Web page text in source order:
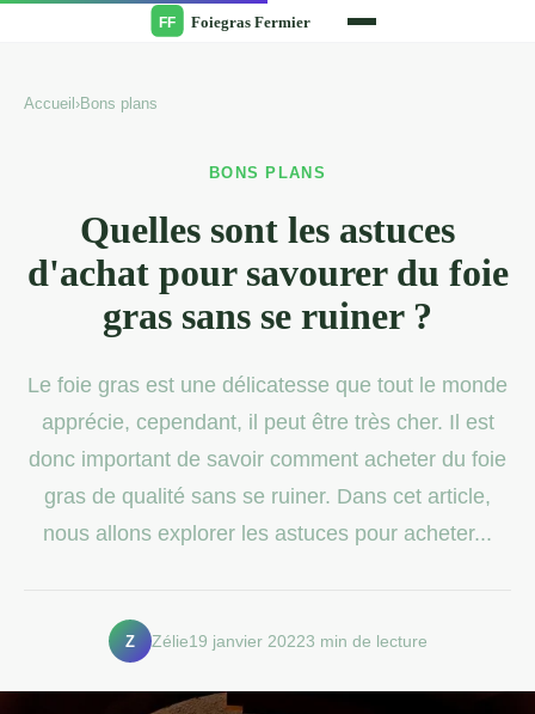
Accueil ›Bons plans
BONS PLANS
Quelles sont les astuces
d'achat pour savourer du foie
gras sans se ruiner ?
Le foie gras est une délicatesse que tout le monde
apprécie, cependant, il peut être très cher. Il est
donc important de savoir comment acheter du foie
gras de qualité sans se ruiner. Dans cet article,
nous allons explorer les astuces pour acheter...
Z Zélie19 janvier 20223 min de lecture